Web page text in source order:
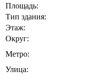
Площадь:
Тип здания:
Этаж:
Округ:
Метро:
Улица: